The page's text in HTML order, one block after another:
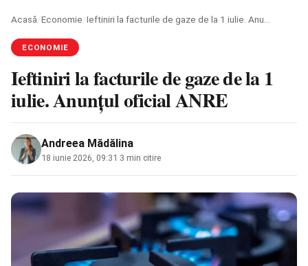
Acasă/Economie/
ECONOMIE
Ieftiniri la facturile de gaze de la 1
iulie. Anunțul oficial ANRE
Andreea Mădălina
18 iunie 2026, 09:31 3 min citire